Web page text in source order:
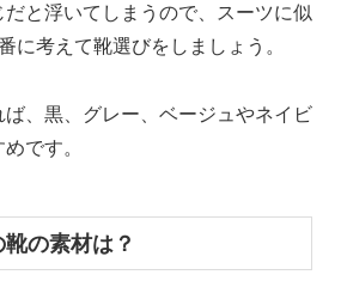
と浮いてしまうので、スーツに似
に考えて靴選びをしましょう。
、黒、グレー、ベージュやネイビ
です。
の素材は？